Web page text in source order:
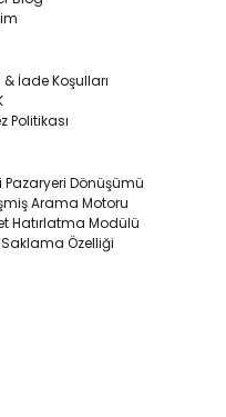
İade Koşulları
Politikası
Pazaryeri Dönüşümü
Arama Motoru
Hatırlatma Modülü
Özelliği